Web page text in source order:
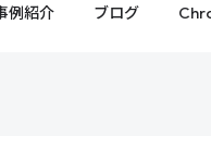
例紹介 ブログ